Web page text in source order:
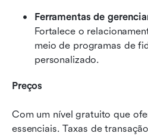
Ferramentas de
Fortalece o
meio de programas de
personalizado.
Preços
Com um nível gratuito que
essenciais. Taxas de